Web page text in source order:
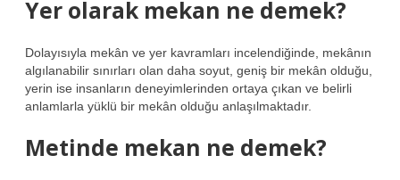
Yer olarak mekan ne demek?
Dolayısıyla mekân ve yer kavramları incelendiğinde, mekânın
algılanabilir sınırları olan daha soyut, geniş bir mekân olduğu,
yerin ise insanların deneyimlerinden ortaya çıkan ve belirli
anlamlarla yüklü bir mekân olduğu anlaşılmaktadır.
Metinde mekan ne demek?